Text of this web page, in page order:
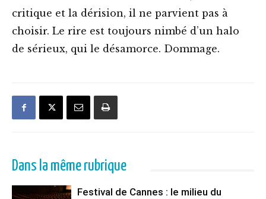
critique et la dérision, il ne parvient pas à
choisir. Le rire est toujours nimbé d’un halo
de sérieux, qui le désamorce. Dommage.
Dans la même rubrique
Festival de Cannes : le milieu du